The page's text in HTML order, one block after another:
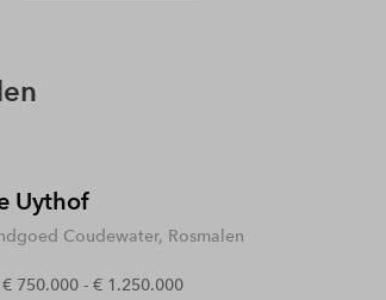
Uythof
Coudewater, Rosmalen
€ 750.000 - € 1.250.000